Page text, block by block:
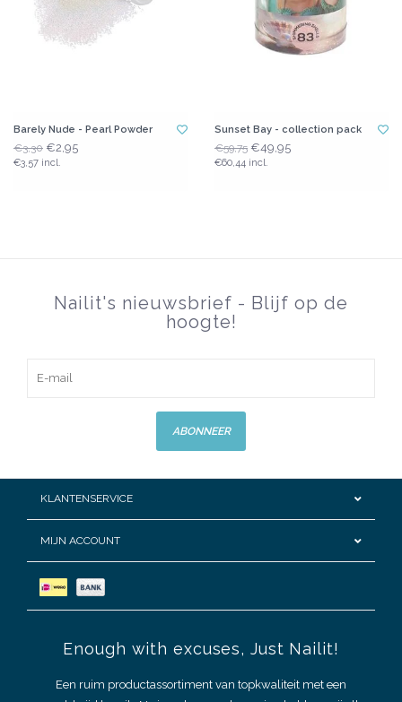
Barely Nude - Pearl Powder
€3,30 €2,95
€3,57 incl.
Sunset Bay - collection pack
€59,75 €49,95
€60,44 incl.
Nailit's nieuwsbrief - Blijf op de
hoogte!
ABONNEER
KLANTENSERVICE
MIJN ACCOUNT
Enough with excuses, Just Nailit!
Een ruim productassortiment van topkwaliteit met een